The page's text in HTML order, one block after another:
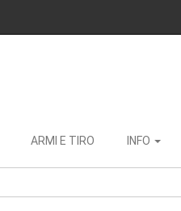
ARMI E TIRO INFO